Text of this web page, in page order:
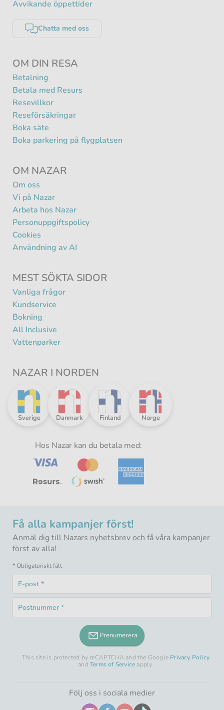
OM DIN RESA
Betalning
Betala med Resurs
Resevillkor
Reseförsäkringar
Boka säte
Boka parkering på flygplatsen
OM NAZAR
Om oss
Vi på Nazar
Arbeta hos Nazar
Personuppgiftspolicy
Cookies
Användning av AI
MEST SÖKTA SIDOR
Vanliga frågor
Kundservice
Bokning
All Inclusive
Vattenparker
Avvikande öppettider
Chatta med oss
NAZAR I NORDEN
Nazar
Sverige
Nazar
-
Danmark
Nazar
-
Finland
Nazar
-
Norge
Hos Nazar kan du betala med:
Få alla kampanjer först!
Anmäl dig till Nazars nyhetsbrev och få våra kampanjer
först av alla!
* Obligatoriskt fält
E-
post
fält
Postnummer
Obligatoriskt
Prenumerera
This site is protected by reCAPTCHA and the Google Privacy Policy
andTerms of Service apply.
Följ oss i sociala medier